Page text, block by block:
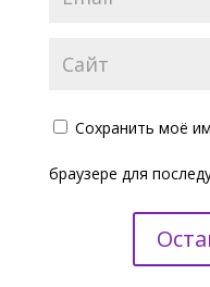
Сохранить моё
браузере для